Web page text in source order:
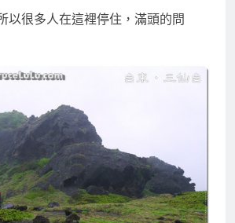
以很多人在這裡停住，滿頭的問